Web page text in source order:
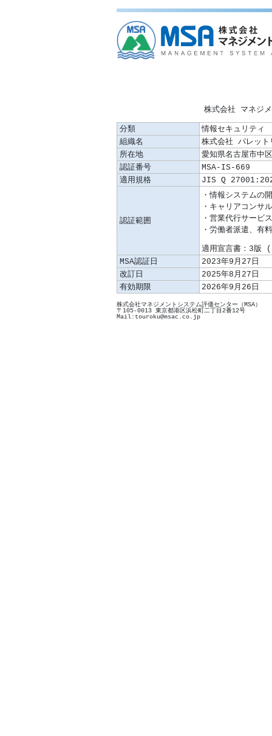
株式会社 マネジ
分類
情報セキュリティ
組織名
株式会社 パレッ
所在地
愛知県名古屋市中
認証番号
MSA-IS-669
適用規格
JIS Q
認証範囲
適用宣言書：3版
MSA認証日
2023年9月27日
改訂日
2025年8月27日
有効期限
2026年9月26日
株式会社マネジメントシステム評価センター（MSA）
〒105-0013 東京都港区浜松町二丁目2番12号
Mail:touroku@msac.co.jp